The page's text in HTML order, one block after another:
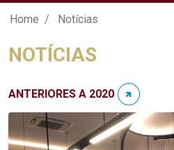
Notícias - Unicap
Home Notícias
NOTÍCIAS
ANTERIORES A 2020